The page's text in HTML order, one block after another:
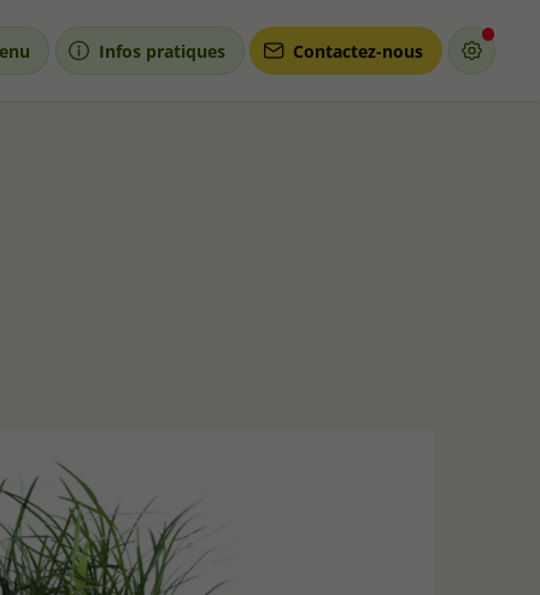
Infos pratiques Contactez-nous